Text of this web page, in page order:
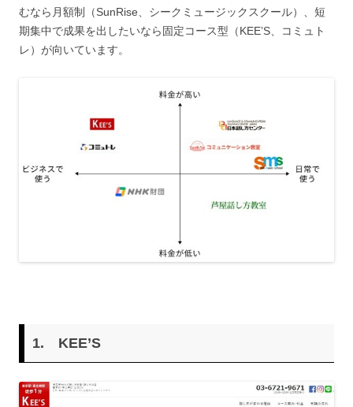
むなら月額制（SunRise、シークミュージックスクール）、短
期集中で成果を出したいなら固定コース型（KEE’S、コミュト
レ）が向いています。
1. KEE’S